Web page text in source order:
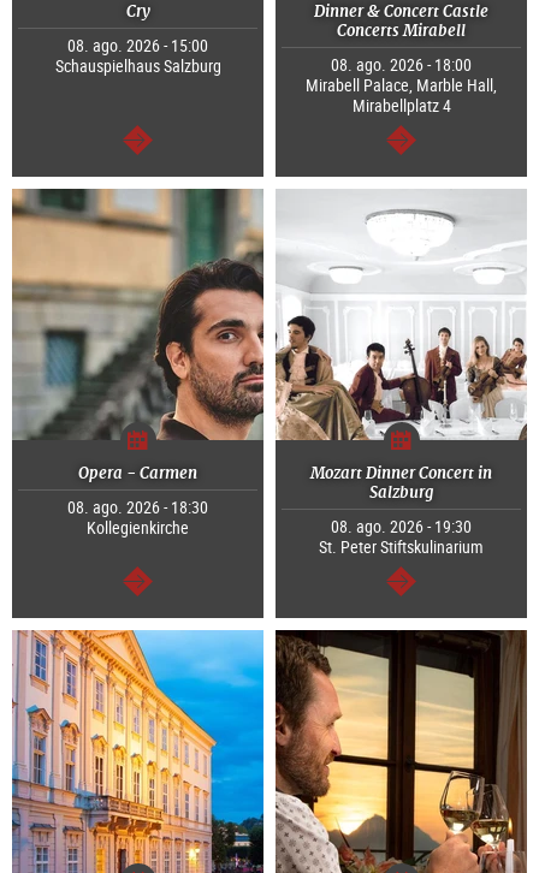
Cry
08. ago. 2026 - 15:00
Schauspielhaus Salzburg
segue
Dinner & Concert Castle
Concerts Mirabell
08. ago. 2026 - 18:00
Mirabell Palace, Marble Hall,
Mirabellplatz 4
segue
Opera - Carmen
08. ago. 2026 - 18:30
Kollegienkirche
segue
Mozart Dinner Concert in
Salzburg
08. ago. 2026 - 19:30
St. Peter Stiftskulinarium
segue